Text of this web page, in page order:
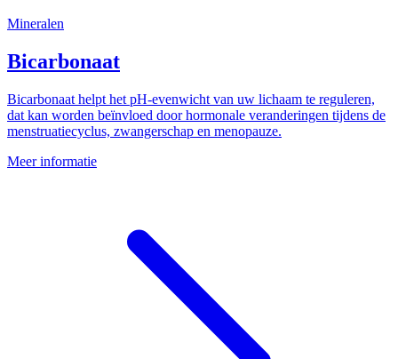
Mineralen
Bicarbonaat
Bicarbonaat helpt het pH-evenwicht van uw lichaam te reguleren,
dat kan worden beïnvloed door hormonale veranderingen tijdens de
menstruatiecyclus, zwangerschap en menopauze.
Meer informatie